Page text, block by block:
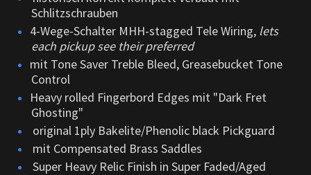
Schlitzschrauben
4-Wege-Schalter MHH-stagged Tele Wiring, lets
each pickup see their preferred
mit Tone Saver Treble Bleed, Greasebucket Tone
Control
Heavy rolled Fingerbord Edges mit "Dark Fret
Ghosting"
original 1ply Bakelite/Phenolic black Pickguard
mit Compensated Brass Saddles
Super Heavy Relic Finish in Super Faded/Aged